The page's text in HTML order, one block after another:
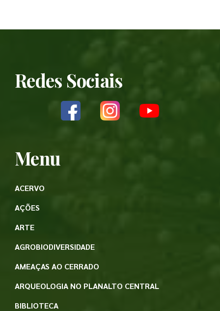
Redes Sociais
Menu
ACERVO
AÇÕES
ARTE
AGROBIODIVERSIDADE
AMEAÇAS AO CERRADO
ARQUEOLOGIA NO PLANALTO CENTRAL
BIBLIOTECA